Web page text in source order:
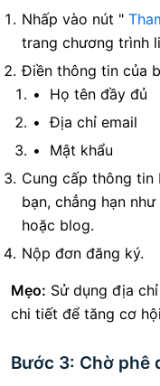
Nhấp vào nút "
trang chương trình
Điền thông tin của
Họ tên đầy đủ
Địa chỉ email
Mật khẩu
Cung cấp thông tin
bạn, chẳng hạn
hoặc blog.
Nộp đơn đăng ký.
Mẹo: Sử dụng địa
chi tiết để tăng cơ
Bước 3: Chờ phê